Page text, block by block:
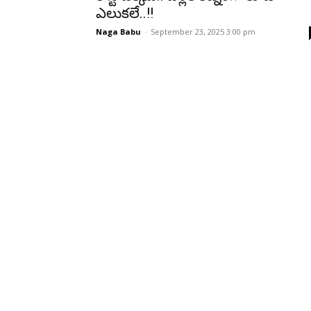
ఎలుకలే..!!
Naga Babu - September 23, 2025 3:00 pm